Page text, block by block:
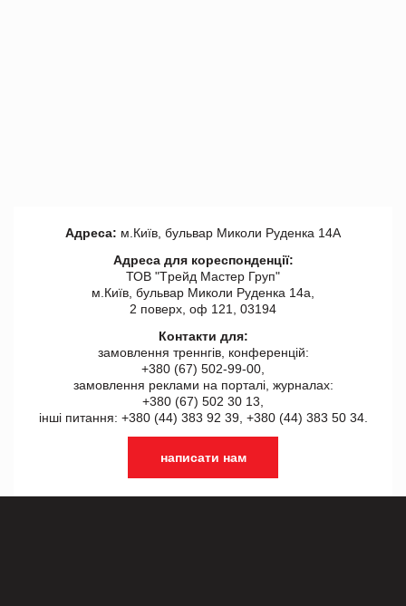
Адреса: м.Київ, бульвар Миколи Руденка 14А
Адреса для кореспонденції:
ТОВ "Tрейд Мастер Груп"
м.Київ, бульвар Миколи Руденка 14а,
2 поверх, оф 121, 03194
Контакти для:
замовлення треннгів, конференцій:
+380 (67) 502-99-00,
замовлення реклами на порталі, журналах:
+380 (67) 502 30 13,
інші питання: +380 (44) 383 92 39, +380 (44) 383 50 34.
написати нам